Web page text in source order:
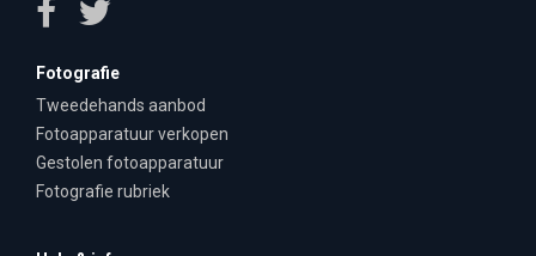
Fotografie
Tweedehands aanbod
Fotoapparatuur verkopen
Gestolen fotoapparatuur
Fotografie rubriek